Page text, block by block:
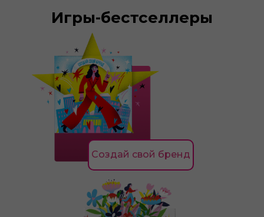
Игры-бестселлеры
Создай свой бренд